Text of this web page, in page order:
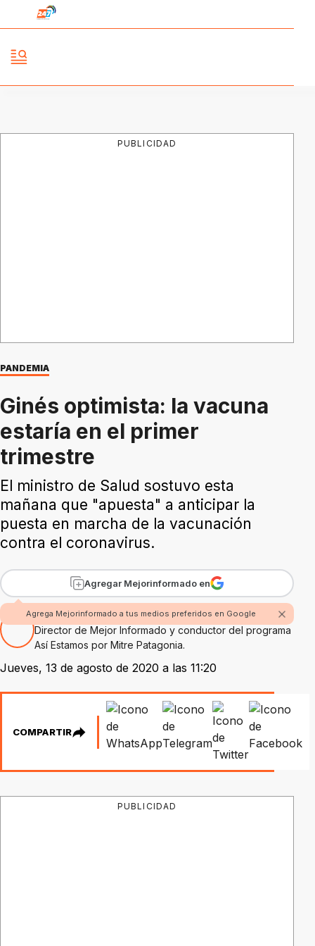
PUBLICIDAD
PANDEMIA
Ginés optimista: la vacuna
estaría en el primer
trimestre
El ministro de Salud sostuvo esta
mañana que "apuesta" a anticipar la
puesta en marcha de la vacunación
contra el coronavirus.
Agregar Mejorinformado en
Agrega Mejorinformado a tus medios preferidos en Google
Por Rubén Boggi
Director de Mejor Informado y conductor del programa
Así Estamos por Mitre Patagonia.
Jueves, 13 de agosto de 2020 a las 11:20
COMPARTIR
PUBLICIDAD